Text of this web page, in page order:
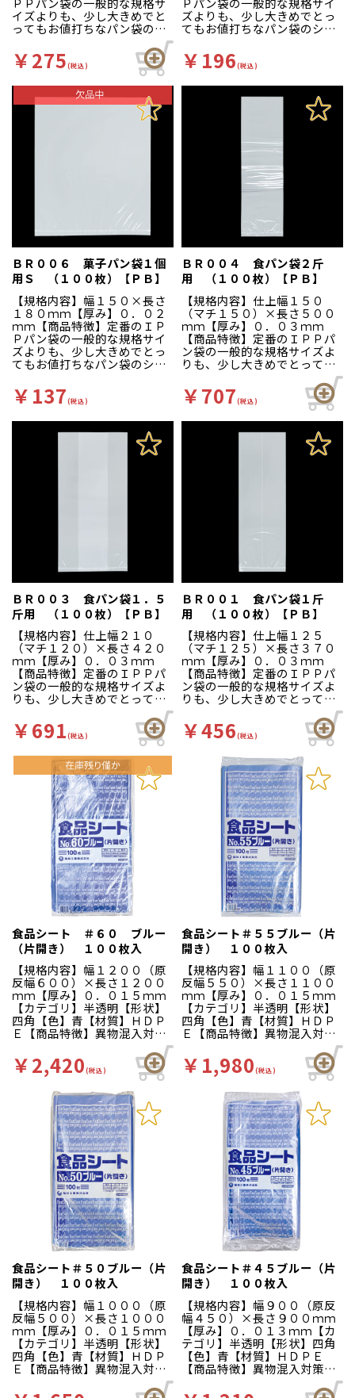
イズよりも、少し大きめでと
ってもお値打ちなパン袋のシ
￥275(税込)
ズよりも、少し大きめでとっ
てもお値打ちなパン袋のシー
￥196(税込)
ＢＲ００６ 菓子パン袋１個
用Ｓ （１００枚）【ＰＢ】
【規格内容】幅１５０×長さ
１８０ｍｍ【厚み】０．０２
ｍｍ【商品特徴】定番のＩＰ
Ｐパン袋の一般的な規格サイ
ズよりも、少し大きめでとっ
てもお値打ちなパン袋のシー
￥137(税込)
ＢＲ００４ 食パン袋２斤
用 （１００枚）【ＰＢ】
【規格内容】仕上幅１５０
（マチ１５０）×長さ５００
ｍｍ【厚み】０．０３ｍｍ
【商品特徴】定番のＩＰＰパ
ン袋の一般的な規格サイズよ
りも、少し大きめでとっても
お値打ちなパン袋のシーリー
ズです。
￥707(税込)
ＢＲ００３ 食パン袋１．５
斤用 （１００枚）【ＰＢ】
【規格内容】仕上幅２１０
（マチ１２０）×長さ４２０
ｍｍ【厚み】０．０３ｍｍ
【商品特徴】定番のＩＰＰパ
ン袋の一般的な規格サイズよ
りも、少し大きめでとっても
お値打ちなパン袋のシーリー
ズです。
￥691(税込)
ＢＲ００１ 食パン袋１斤
用 （１００枚）【ＰＢ】
【規格内容】仕上幅１２５
（マチ１２５）×長さ３７０
ｍｍ【厚み】０．０３ｍｍ
【商品特徴】定番のＩＰＰパ
ン袋の一般的な規格サイズよ
りも、少し大きめでとっても
お値打ちなパン袋のシーリー
ズです。
￥456(税込)
食品シート ＃６０ ブルー
（片開き） １００枚入
【規格内容】幅１２００（原
反幅６００）×長さ１２００
ｍｍ【厚み】０．０１５ｍｍ
【カテゴリ】半透明【形状】
四角【色】青【材質】ＨＤＰ
Ｅ【商品特徴】異物混入対策
に適した青色の食品用シート
です。幅広い用途にご使用い
ただけます。軟包装衛生協議
会認定工場にて製造されてい
ます。
￥2,420(税込)
食品シート＃５５ブルー（片
開き） １００枚入
【規格内容】幅１１００（原
反幅５５０）×長さ１１００
ｍｍ【厚み】０．０１５ｍｍ
【カテゴリ】半透明【形状】
四角【色】青【材質】ＨＤＰ
Ｅ【商品特徴】異物混入対策
に適した青色の食品用シート
です。幅広い用途にご使用い
ただけます。軟包装衛生協議
会認定工場にて製造されてい
ます。
￥1,980(税込)
食品シート＃５０ブルー（片
開き） １００枚入
【規格内容】幅１０００（原
反幅５００）×長さ１０００
ｍｍ【厚み】０．０１５ｍｍ
【カテゴリ】半透明【形状】
四角【色】青【材質】ＨＤＰ
Ｅ【商品特徴】異物混入対策
に適した青色の食品用シート
です。幅広い用途にご使用い
食品シート＃４５ブルー（片
開き） １００枚入
【規格内容】幅９００（原反
幅４５０）×長さ９００ｍｍ
【厚み】０．０１３ｍｍ【カ
テゴリ】半透明【形状】四角
【色】青【材質】ＨＤＰＥ
【商品特徴】異物混入対策に
適した青色の食品用シートで
す。幅広い用途にご使用いた